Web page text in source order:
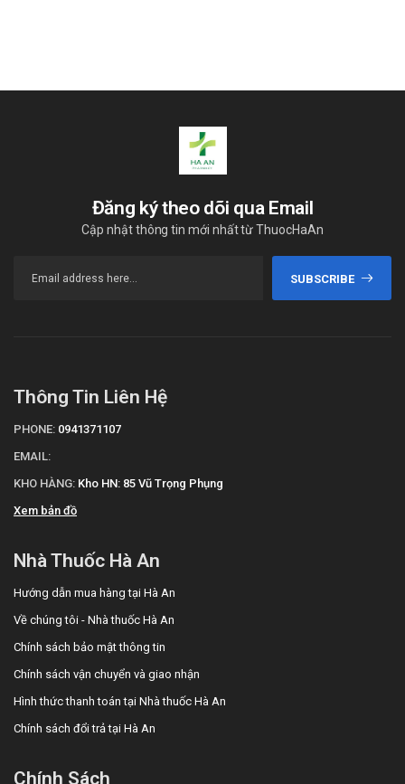
Đăng ký theo dõi qua Email
Cập nhật thông tin mới nhất từ ThuocHaAn
SUBSCRIBE
Thông Tin Liên Hệ
PHONE: 0941371107
EMAIL:
KHO HÀNG: Kho HN: 85 Vũ Trọng Phụng
Xem bản đồ
Nhà Thuốc Hà An
Hướng dẫn mua hàng tại Hà An
Về chúng tôi - Nhà thuốc Hà An
Chính sách bảo mật thông tin
Chính sách vận chuyển và giao nhận
Hình thức thanh toán tại Nhà thuốc Hà An
Chính sách đổi trả tại Hà An
Chính Sách